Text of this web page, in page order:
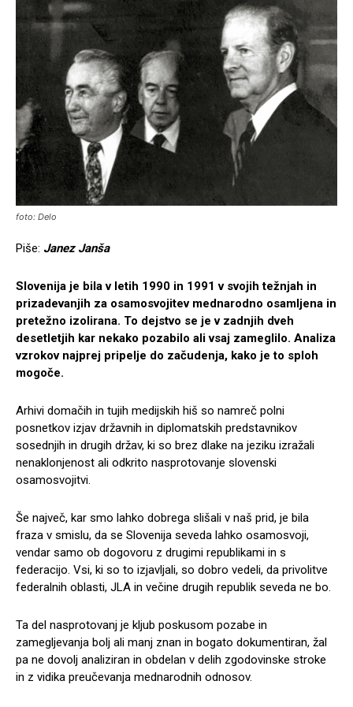
foto: Delo
Piše: Janez Janša
Slovenija je bila v letih 1990 in 1991 v svojih težnjah in
prizadevanjih za osamosvojitev mednarodno osamljena in
pretežno izolirana. To dejstvo se je v zadnjih dveh
desetletjih kar nekako pozabilo ali vsaj zameglilo. Analiza
vzrokov najprej pripelje do začudenja, kako je to sploh
mogoče.
Arhivi domačih in tujih medijskih hiš so namreč polni
posnetkov izjav državnih in diplomatskih predstavnikov
sosednjih in drugih držav, ki so brez dlake na jeziku izražali
nenaklonjenost ali odkrito nasprotovanje slovenski
osamosvojitvi.
Še največ, kar smo lahko dobrega slišali v naš prid, je bila
fraza v smislu, da se Slovenija seveda lahko osamosvoji,
vendar samo ob dogovoru z drugimi republikami in s
federacijo. Vsi, ki so to izjavljali, so dobro vedeli, da privolitve
federalnih oblasti, JLA in večine drugih republik seveda ne bo.
Ta del nasprotovanj je kljub poskusom pozabe in
zamegljevanja bolj ali manj znan in bogato dokumentiran, žal
pa ne dovolj analiziran in obdelan v delih zgodovinske stroke
in z vidika preučevanja mednarodnih odnosov.